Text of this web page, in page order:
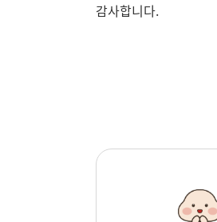
감사합니다.